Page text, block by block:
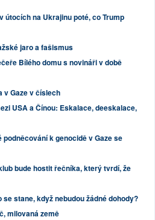
útocích na Ukrajinu poté, co Trump
jaro a fašismus
Bílého domu s novináři v době
v Gaze v číslech
USA a Čínou: Eskalace, deeskalace,
k genocidě v Gaze se
bude hostit řečníka, který tvrdí, že
se stane, když nebudou žádné dohody?
milovaná země